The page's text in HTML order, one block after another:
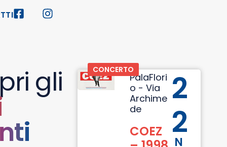
gli CONCERTO
PalaFlori
o - Via
Archime
de
COEZ
2
2
N